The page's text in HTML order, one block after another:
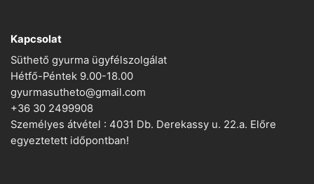
Kapcsolat
Süthető gyurma ügyfélszolgálat
Hétfő-Péntek 9.00-18.00
gyurmasutheto@gmail.com
+36 30 2499908
Személyes átvétel : 4031 Db. Derekassy u. 22.a. Előre
egyeztetett időpontban!